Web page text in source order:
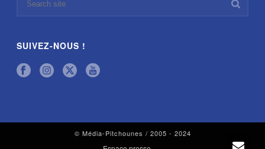
SUIVEZ-NOUS !
© Média-Pitchounes / 2005 - 2024